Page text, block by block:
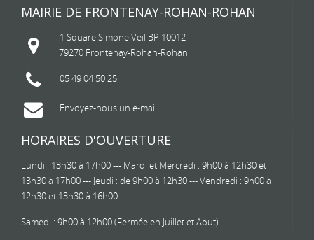
MAIRIE DE FRONTENAY-ROHAN-ROHAN
1 Square Simone Veil BP 10012
79270 Frontenay-Rohan-Rohan
05 49 04 50 25
Envoyez-nous un e-mail
HORAIRES D'OUVERTURE
Lundi : 13h30 à 17h00 --- Mardi et Mercredi : 9h00 à 12h30 et
13h30 à 17h00 --- Jeudi : de 9h00 à 12h30 --- Vendredi : 9h00 à
12h30 et 13h30 à 16h00
Samedi : 9h00 à 12h00 (Fermée en Juillet et Aout)